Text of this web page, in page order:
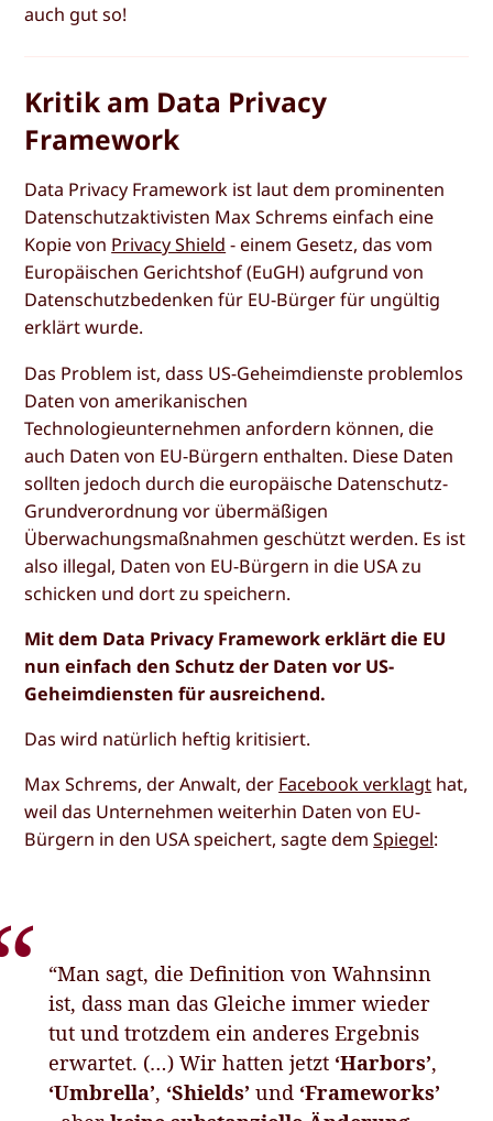
auch gut so!
Kritik am Data Privacy
Framework
Data Privacy Framework ist laut dem prominenten
Datenschutzaktivisten Max Schrems einfach eine
Kopie von Privacy Shield - einem Gesetz, das vom
Europäischen Gerichtshof (EuGH) aufgrund von
Datenschutzbedenken für EU-Bürger für ungültig
erklärt wurde.
Das Problem ist, dass US-Geheimdienste problemlos
Daten von amerikanischen
Technologieunternehmen anfordern können, die
auch Daten von EU-Bürgern enthalten. Diese Daten
sollten jedoch durch die europäische Datenschutz-
Grundverordnung vor übermäßigen
Überwachungsmaßnahmen geschützt werden. Es ist
also illegal, Daten von EU-Bürgern in die USA zu
schicken und dort zu speichern.
Mit dem Data Privacy Framework erklärt die EU
nun einfach den Schutz der Daten vor US-
Geheimdiensten für ausreichend.
Das wird natürlich heftig kritisiert.
Max Schrems, der Anwalt, der Facebook verklagt hat,
weil das Unternehmen weiterhin Daten von EU-
Bürgern in den USA speichert, sagte demSpiegel:
“Man sagt, die Definition von Wahnsinn
ist, dass man das Gleiche immer wieder
tut und trotzdem ein anderes Ergebnis
erwartet. (…) Wir hatten jetzt ‘Harbors’,
‘Umbrella’, ‘Shields’ und ‘Frameworks’